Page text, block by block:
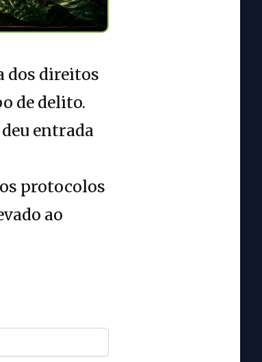
dos direitos
de delito.
entrada
protocolos
ao